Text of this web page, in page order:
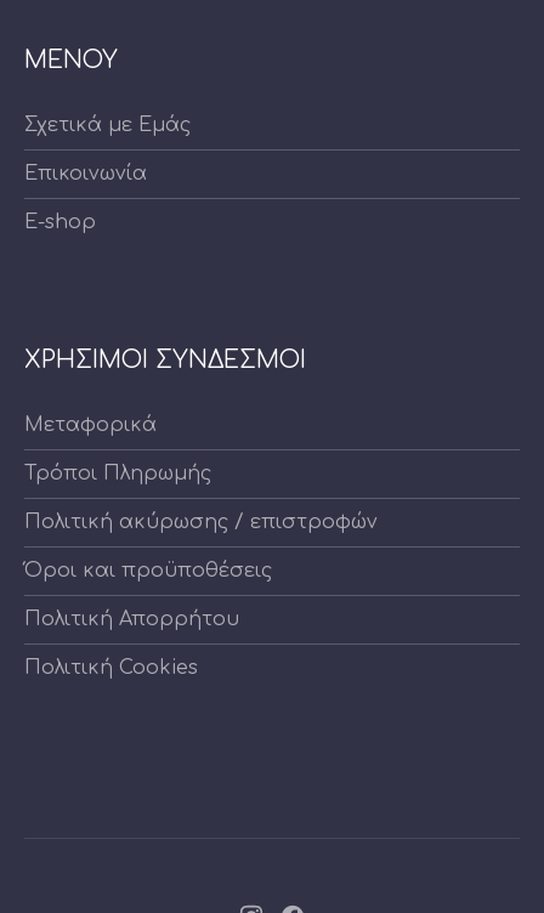
ΜΕΝΟΥ
Σχετικά με Εμάς
Επικοινωνία
E-shop
ΧΡΗΣΙΜΟΙ ΣΥΝΔΕΣΜΟΙ
Μεταφορικά
Τρόποι Πληρωμής
Πολιτική ακύρωσης / επιστροφών
Όροι και προϋποθέσεις
Πολιτική Απορρήτου
Πολιτική Cookies